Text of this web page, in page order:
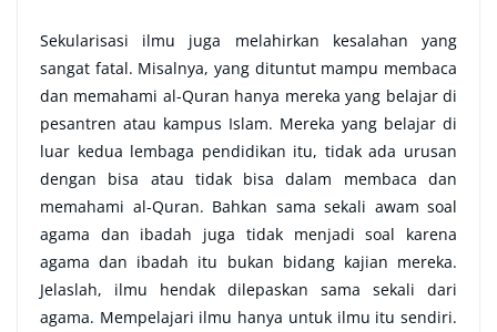
Sekularisasi ilmu juga melahirkan kesalahan yang
sangat fatal. Misalnya, yang dituntut mampu membaca
dan memahami al-Quran hanya mereka yang belajar di
pesantren atau kampus Islam. Mereka yang belajar di
luar kedua lembaga pendidikan itu, tidak ada urusan
dengan bisa atau tidak bisa dalam membaca dan
memahami al-Quran. Bahkan sama sekali awam soal
agama dan ibadah juga tidak menjadi soal karena
agama dan ibadah itu bukan bidang kajian mereka.
Jelaslah, ilmu hendak dilepaskan sama sekali dari
agama. Mempelajari ilmu hanya untuk ilmu itu sendiri.